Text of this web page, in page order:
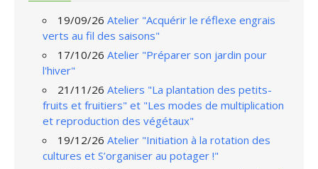
19/09/26 Atelier "Acquérir le réflexe engrais
verts au fil des saisons"
17/10/26 Atelier "Préparer son jardin pour
l'hiver"
21/11/26 Ateliers "La plantation des petits-
fruits et fruitiers" et "Les modes de multiplication
et reproduction des végétaux"
19/12/26 Atelier "Initiation à la rotation des
cultures et S’organiser au potager !"